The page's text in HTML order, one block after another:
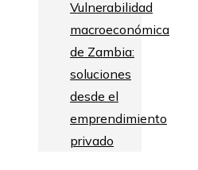
Vulnerabilidad
macroeconómica
de Zambia:
soluciones
desde el
emprendimiento
privado